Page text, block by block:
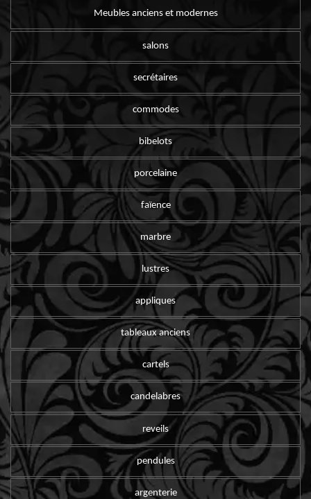
Meubles anciens et modernes
salons
secrétaires
commodes
bibelots
porcelaine
faïence
marbre
lustres
appliques
tableaux anciens
cartels
candelabres
reveils
pendules
argenterie